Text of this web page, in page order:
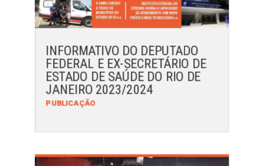
INFORMATIVO DO DEPUTADO
FEDERAL E EX-SECRETÁRIO DE
ESTADO DE SAÚDE DO RIO DE
JANEIRO 2023/2024
PUBLICAÇÃO